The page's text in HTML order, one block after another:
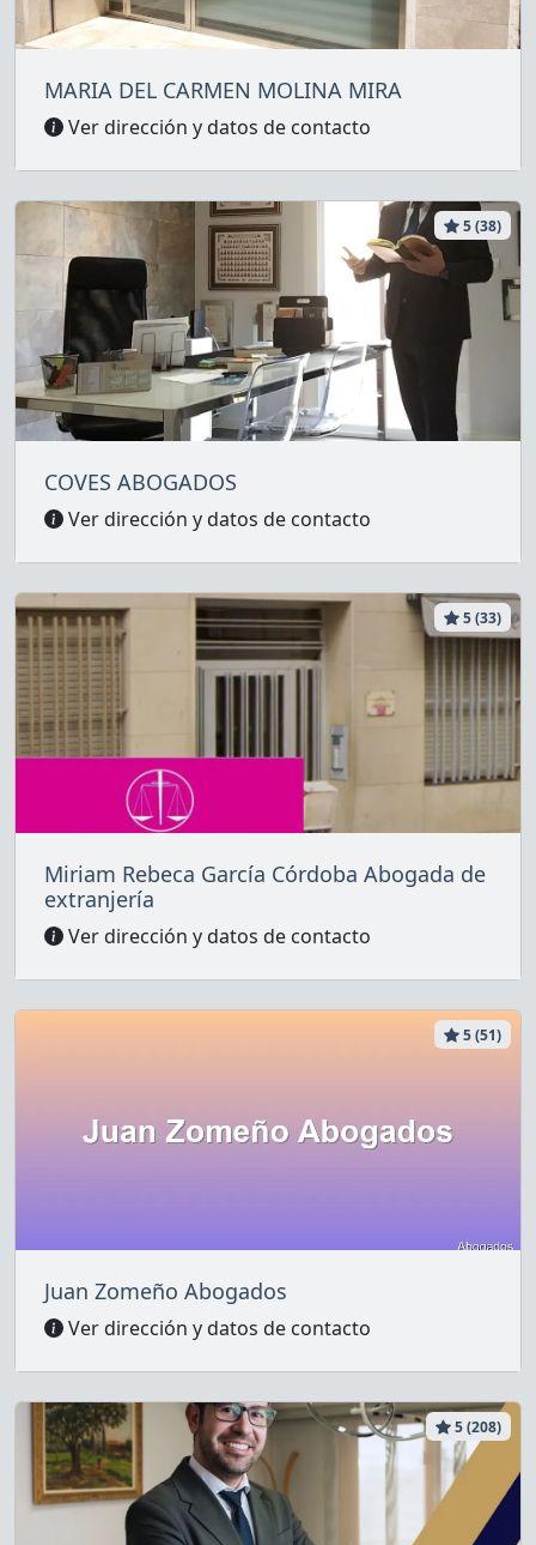
MARIA DEL CARMEN MOLINA MIRA
Ver dirección y datos de contacto
5 (38)
COVES ABOGADOS
Ver dirección y datos de contacto
5 (33)
Miriam Rebeca García Córdoba Abogada de
extranjería
Ver dirección y datos de contacto
5 (51)
Juan Zomeño Abogados
Ver dirección y datos de contacto
5 (208)